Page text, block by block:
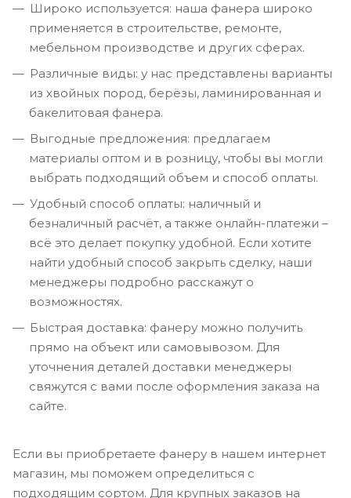
Широко используется: наша фанера широко
применяется в строительстве, ремонте,
мебельном производстве и других сферах.
Различные виды: у нас представлены варианты
из хвойных пород, берёзы, ламинированная и
бакелитовая фанера.
Выгодные предложения: предлагаем
материалы оптом и в розницу, чтобы вы могли
выбрать подходящий объем и способ оплаты.
Удобный способ оплаты: наличный и
безналичный расчёт, а также онлайн-платежи –
всё это делает покупку удобной. Если хотите
найти удобный способ закрыть сделку, наши
менеджеры подробно расскажут о
возможностях.
Быстрая доставка: фанеру можно получить
прямо на объект или самовывозом. Для
уточнения деталей доставки менеджеры
свяжутся с вами после оформления заказа на
сайте.
Если вы приобретаете фанеру в нашем интернет
магазин, мы поможем определиться с
подходящим сортом. Для крупных заказов на